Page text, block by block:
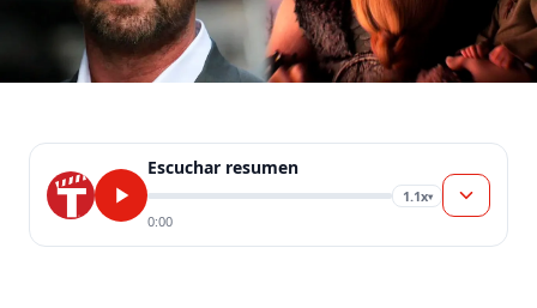
Escuchar resumen
1.1x▾
0:00